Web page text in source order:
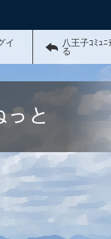
イ
八王子ｺﾐｭ
る
と